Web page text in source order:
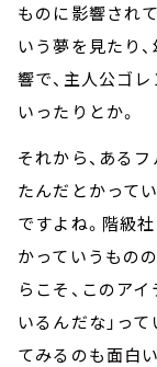
ものに影響され
いう夢を見たり
響で、主人公ゴ
いったりとか。
それから、ある
たんだとかって
ですよね。階級
かっていうもの
らこそ、このア
いるんだな」っ
てみるのも面白